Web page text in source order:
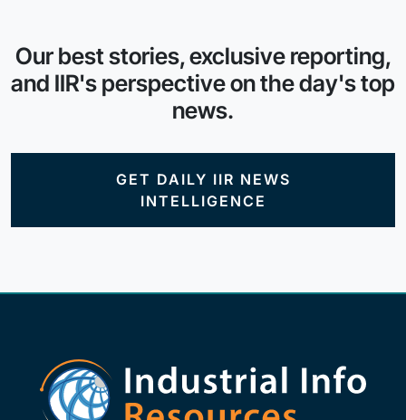
Our best stories, exclusive reporting,
and IIR's perspective on the day's top
news.
GET DAILY IIR NEWS
INTELLIGENCE